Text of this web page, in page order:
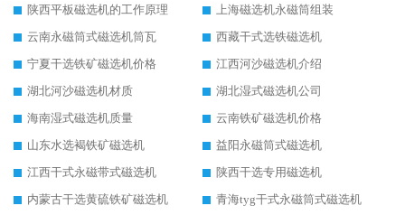
陕西平板磁选机的工作原理
上海磁选机永磁筒组装
云南永磁筒式磁选机筒瓦
西藏干式选铁磁选机
宁夏干选铁矿磁选机价格
江西河沙磁选机介绍
湖北河沙磁选机材质
湖北湿式磁选机公司
海南湿式磁选机质量
云南铁矿磁选机价格
山东水选褐铁矿磁选机
益阳永磁筒式磁选机
江西干式永磁带式磁选机
陕西干选专用磁选机
内蒙古干选黄硫铁矿磁选机
青海tyg干式永磁筒式磁选机